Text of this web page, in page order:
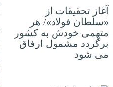
آغاز تحقیقات از
«سلطان فولاد»/ هر
متهمی خودش به کشور
برگردد مشمول ارفاق
می شود